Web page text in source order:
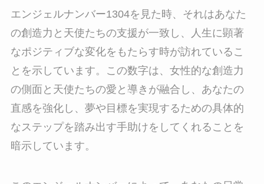
エンジェルナンバー1304を見た時、それはあなた
の創造力と天使たちの支援が一致し、人生に顕著
なポジティブな変化をもたらす時が訪れているこ
とを示しています。この数字は、女性的な創造力
の側面と天使たちの愛と導きが融合し、あなたの
直感を強化し、夢や目標を実現するための具体的
なステップを踏み出す手助けをしてくれることを
暗示しています。